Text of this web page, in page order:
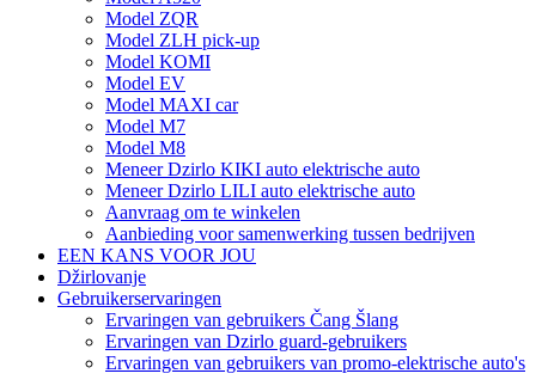
Model ZQR
Model ZLH pick-up
Model KOMI
Model EV
Model MAXI car
Model M7
Model M8
Meneer Dzirlo KIKI auto elektrische auto
Meneer Dzirlo LILI auto elektrische auto
Aanvraag om te winkelen
Aanbieding voor samenwerking tussen bedrijven
EEN KANS VOOR JOU
Džirlovanje
Gebruikerservaringen
Ervaringen van gebruikers Čang Šlang
Ervaringen van Dzirlo guard-gebruikers
Ervaringen van gebruikers van promo-elektrische auto's